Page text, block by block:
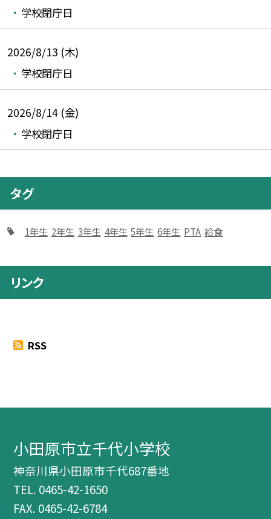
学校閉庁日
2026/8/13 (木)
学校閉庁日
2026/8/14 (金)
学校閉庁日
タグ
1年生 2年生 3年生 4年生 5年生 6年生 PTA 給食
リンク
RSS
小田原市立千代小学校
神奈川県小田原市千代687番地
TEL. 0465-42-1650
FAX. 0465-42-6784